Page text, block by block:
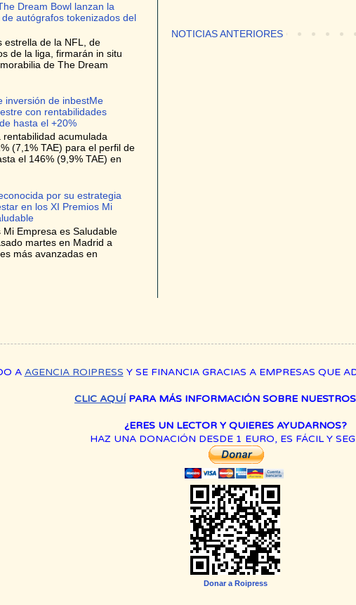
NOTICIAS ANTERIORES
Dream Bowl lanzan la
autógrafos tokenizados del
estrella de la NFL, de
de la liga, firmarán in situ
de The Dream
inversión de inbestMe
con rentabilidades
hasta el +20%
rentabilidad acumulada
(7,1% TAE) para el perfil de
el 146% (9,9% TAE) en
por su estrategia
en los XI Premios Mi
Mi Empresa es Saludable
martes en Madrid a
más avanzadas en
A AGENCIA ROIPRESS Y SE FINANCIA GRACIAS A EMPRESAS QUE
CLIC AQUÍ PARA MÁS INFORMACIÓN SOBRE
¿ERES UN LECTOR Y QUIERES AYUDARNOS?
HAZ UNA DONACIÓN DESDE 1 EURO, ES FÁCIL Y
Donar a Roipress